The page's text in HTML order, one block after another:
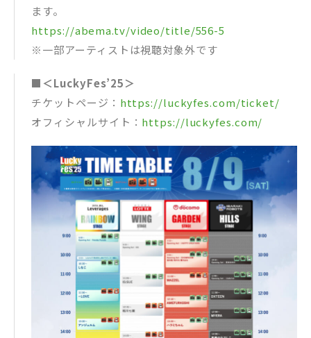
ます。
https://abema.tv/video/title/556-5
※一部アーティストは視聴対象外です
■＜LuckyFes’25＞
チケットページ： https://luckyfes.com/ticket/
オフィシャルサイト： https://luckyfes.com/